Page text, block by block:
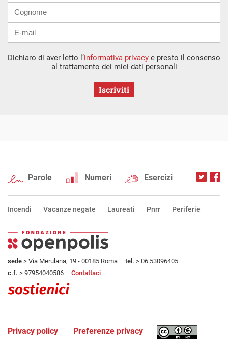
Dichiaro di aver letto l’informativa privacy e presto il consenso
al trattamento dei miei dati personali
Iscriviti
Parole Numeri Esercizi
Incendi Vacanze negate Laureati Pnrr Periferie
sede > Via Merulana, 19 - 00185 Roma tel. > 06.53096405
c.f. > 97954040586 Contattaci
Privacy policy Preferenze privacy